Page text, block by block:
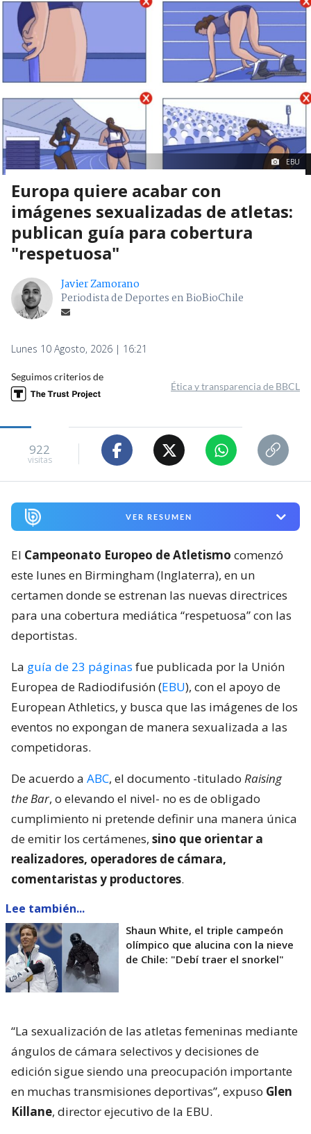
EBU
Europa quiere acabar con
imágenes sexualizadas de atletas:
publican guía para cobertura
"respetuosa"
Javier Zamorano
Periodista de Deportes en BioBioChile
Lunes 10 Agosto, 2026 | 16:21
Seguimos criterios de
Ética y transparencia de BBCL
922
visitas
VER RESUMEN
El Campeonato Europeo de Atletismo comenzó
este lunes en Birmingham (Inglaterra), en un
certamen donde se estrenan las nuevas directrices
para una cobertura mediática “respetuosa” con las
deportistas.
La guía de 23 páginas fue publicada por la Unión
Europea de Radiodifusión (EBU), con el apoyo de
European Athletics, y busca que las imágenes de los
eventos no expongan de manera sexualizada a las
competidoras.
De acuerdo a ABC, el documento -titulado Raising
the Bar, o elevando el nivel- no es de obligado
cumplimiento ni pretende definir una manera única
de emitir los certámenes, sino que orientar a
realizadores, operadores de cámara,
comentaristas y productores.
Lee también...
Shaun White, el triple campeón
olímpico que alucina con la nieve
de Chile: "Debí traer el snorkel"
“La sexualización de las atletas femeninas mediante
ángulos de cámara selectivos y decisiones de
edición sigue siendo una preocupación importante
en muchas transmisiones deportivas”, expuso Glen
Killane, director ejecutivo de la EBU.